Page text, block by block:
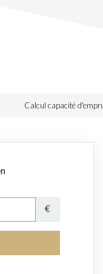
Calcul capacité